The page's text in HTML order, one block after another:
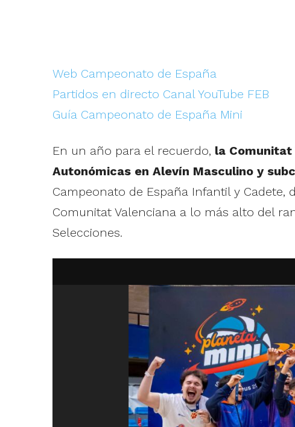
Web Campeonato de España
Partidos en directo Canal YouTube FEB
Guía Campeonato de España Mini
En un año para el recuerdo, la Comunitat
Autonómicas en Alevín Masculino y
Campeonato de España Infantil y
Comunitat Valenciana a lo más alto del
Selecciones.